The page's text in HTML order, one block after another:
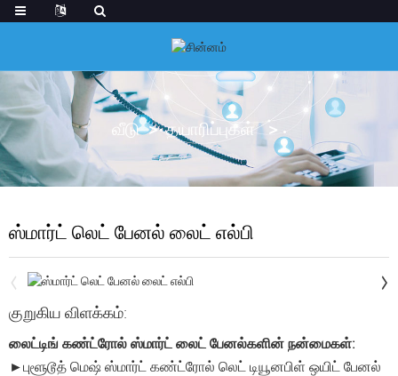
வீடு தயாரிப்புகள்
ஸ்மார்ட் லெட் பேனல் லைட் எல்பி
குறுகிய விளக்கம்:
லைட்டிங் கண்ட்ரோல் ஸ்மார்ட் லைட் பேனல்களின் நன்மைகள்:
►புளூடூத் மெஷ் ஸ்மார்ட் கண்ட்ரோல் லெட் டியூனபிள் ஒயிட் பேனல்